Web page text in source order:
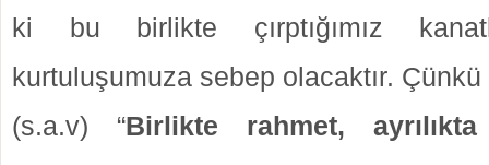
ki bu birlikte çırptığımız
kurtuluşumuza sebep olacaktır.
(s.a.v) “Birlikte rahmet,